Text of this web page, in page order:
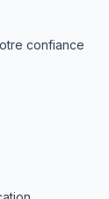
confiance